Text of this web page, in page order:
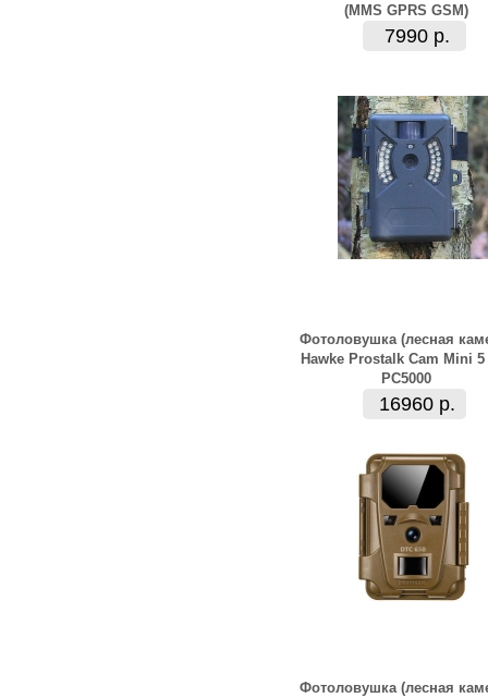
(MMS GPRS GSM)
7990 р.
Фотоловушка (лесная
Hawke Prostalk Cam Mini 5
PC5000
16960 р.
Фотоловушка (лесная